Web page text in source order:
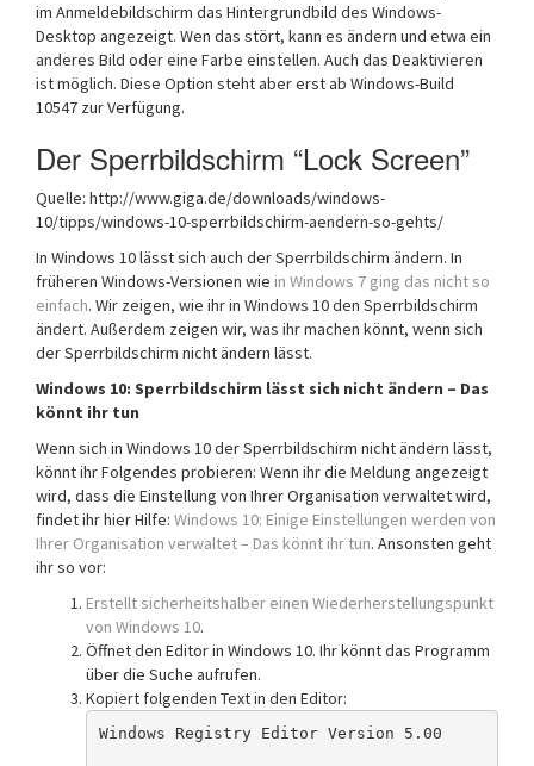
im Anmeldebildschirm das Hintergrundbild des Windows-
Desktop angezeigt. Wen das stört, kann es ändern und etwa ein
anderes Bild oder eine Farbe einstellen. Auch das Deaktivieren
ist möglich. Diese Option steht aber erst ab Windows-Build
10547 zur Verfügung.
Der Sperrbildschirm “Lock Screen”
Quelle: http://www.giga.de/downloads/windows-
10/tipps/windows-10-sperrbildschirm-aendern-so-gehts/
In Windows 10 lässt sich auch der Sperrbildschirm ändern. In
früheren Windows-Versionen wie in Windows 7 ging das nicht so
einfach. Wir zeigen, wie ihr in Windows 10 den Sperrbildschirm
ändert. Außerdem zeigen wir, was ihr machen könnt, wenn sich
der Sperrbildschirm nicht ändern lässt.
Windows 10: Sperrbildschirm lässt sich nicht ändern – Das
könnt ihr tun
Wenn sich in Windows 10 der Sperrbildschirm nicht ändern lässt,
könnt ihr Folgendes probieren: Wenn ihr die Meldung angezeigt
wird, dass die Einstellung von Ihrer Organisation verwaltet wird,
findet ihr hier Hilfe: Windows 10: Einige Einstellungen werden von
Ihrer Organisation verwaltet – Das könnt ihr tun. Ansonsten geht
ihr so vor:
Erstellt sicherheitshalber einen Wiederherstellungspunkt
von Windows 10.
Öffnet den Editor in Windows 10. Ihr könnt das Programm
über die Suche aufrufen.
Kopiert folgenden Text in den Editor:
Windows Registry Editor Version 5.00